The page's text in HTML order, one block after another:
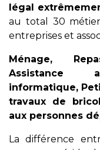
légal
au total 30
entreprises et
Ménage,
Assistance
informatique,
travaux de
aux personnes
La différence